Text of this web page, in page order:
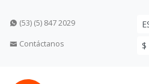
(53) (5) 847 2029
Contáctanos